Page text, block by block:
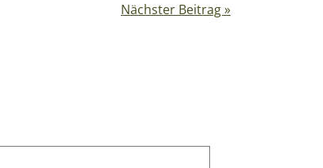
Nächster Beitrag »